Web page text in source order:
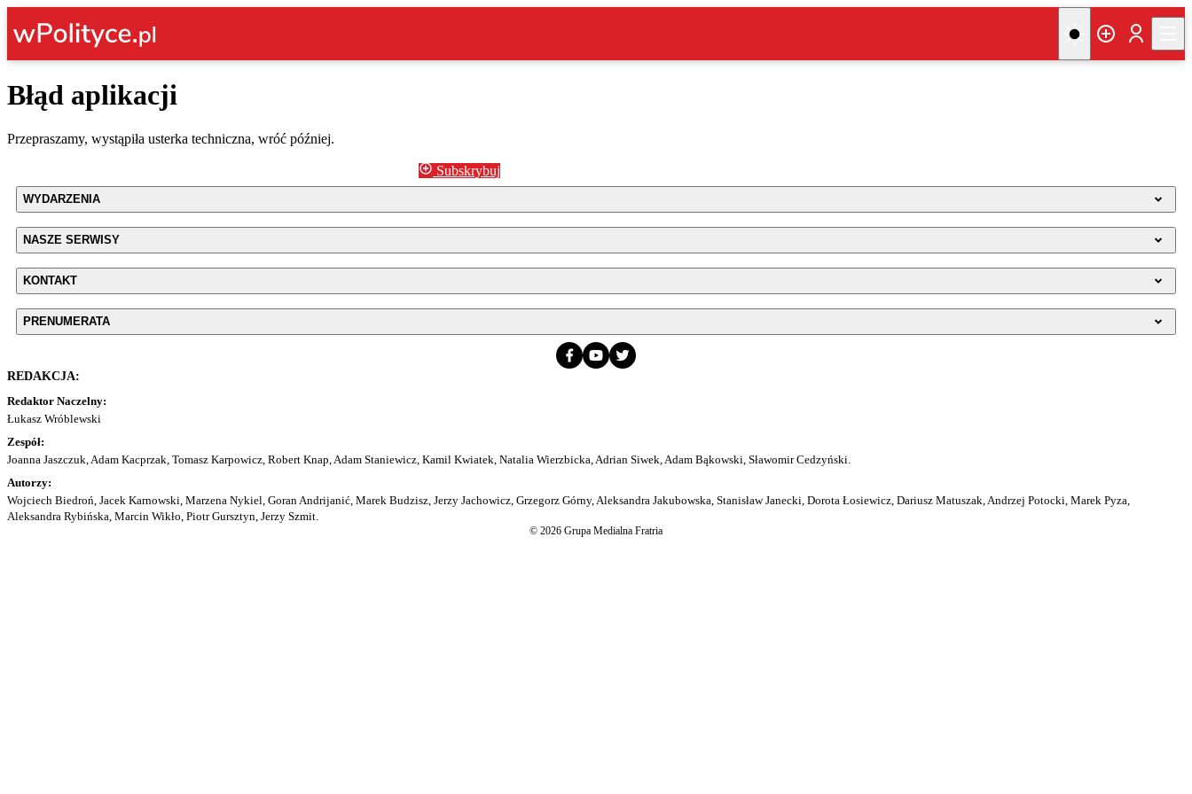
Błąd aplikacji
Przepraszamy, wystąpiła usterka techniczna, wróć później.
Subskrybuj
WYDARZENIA
NASZE SERWISY
KONTAKT
PRENUMERATA
REDAKCJA:
Redaktor Naczelny:
Łukasz Wróblewski
Zespół:
Joanna Jaszczuk, Adam Kacprzak, Tomasz Karpowicz, Robert Knap, Adam Staniewicz, Kamil Kwiatek, Natalia Wierzbicka, Adrian Siwek, Adam Bąkowski, Sławomir Cedzyński.
Autorzy:
Wojciech Biedroń, Jacek Karnowski, Marzena Nykiel, Goran Andrijanić, Marek Budzisz, Jerzy Jachowicz, Grzegorz Górny, Aleksandra Jakubowska, Stanisław Janecki, Dorota Łosiewicz, Dariusz Matuszak, Andrzej Potocki, Marek Pyza,
Aleksandra Rybińska, Marcin Wikło, Piotr Gursztyn, Jerzy Szmit.
© 2026 Grupa Medialna Fratria